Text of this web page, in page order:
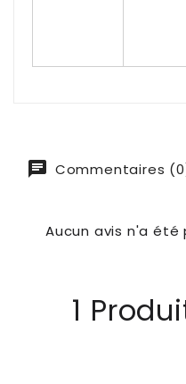
Commentaires
Aucun avis n'a été
1